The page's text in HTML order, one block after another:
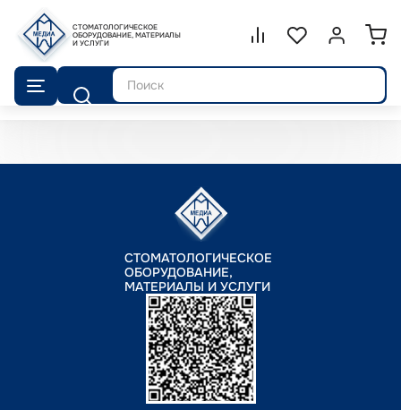
СТОМАТОЛОГИЧЕСКОЕ
ОБОРУДОВАНИЕ, МАТЕРИАЛЫ
И УСЛУГИ
Сравнение.
СписокВойти или
Поиск
СТОМАТОЛОГИЧЕСКОЕ
ОБОРУДОВАНИЕ,
МАТЕРИАЛЫ И УСЛУГИ